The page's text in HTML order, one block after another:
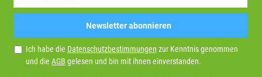
Newsletter abonnieren
Ich habe die Datenschutzbestimmungen zur Kenntnis genommen
und die AGB gelesen und bin mit ihnen einverstanden.